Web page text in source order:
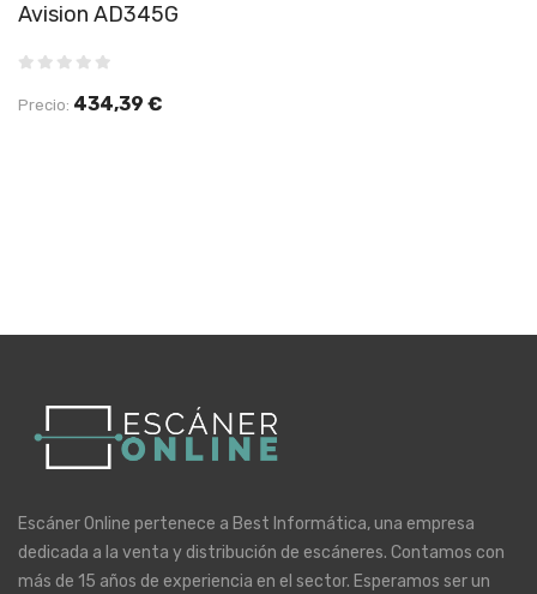
Avision AD345G
Precio: 434,39 €
Escáner Online pertenece a Best Informática, una empresa
dedicada a la venta y distribución de escáneres. Contamos con
más de 15 años de experiencia en el sector. Esperamos ser un